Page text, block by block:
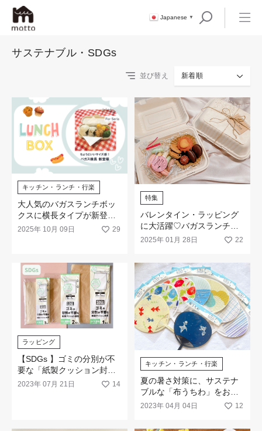
Japanese ▼
サステナブル・SDGs
並び替え 新着順
キッチン・ランチ・行楽
大人気のバガスランチボッ
クスに横長タイプが新登場
しました！
2025年 10月 09日 29
特集
バレンタイン・ラッピング
に大活躍♡バガスランチボ
ックス
2025年 01月 28日 22
ラッピング
【SDGs 】ゴミの分別が不
要な「紙製クッション封
筒」が新登場！
2023年 07月 21日 14
キッチン・ランチ・行楽
夏の暑さ対策に、サステナ
ブルな「布うちわ」をお試
しください
2023年 04月 04日 12